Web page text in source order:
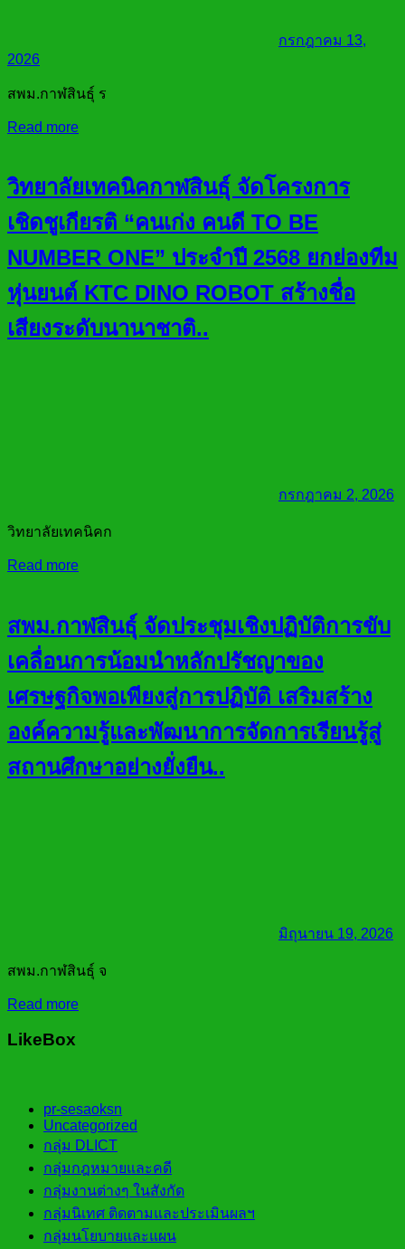
กรกฎาคม 13,
2026
สพม.กาฬสินธุ์ ร
Read more
วิทยาลัยเทคนิคกาฬสินธุ์ จัดโครงการ
เชิดชูเกียรติ “คนเก่ง คนดี TO BE
NUMBER ONE” ประจำปี 2568 ยกย่องทีม
หุ่นยนต์ KTC DINO ROBOT สร้างชื่อ
เสียงระดับนานาชาติ..
กรกฎาคม 2, 2026
วิทยาลัยเทคนิคก
Read more
สพม.กาฬสินธุ์ จัดประชุมเชิงปฏิบัติการขับ
เคลื่อนการน้อมนำหลักปรัชญาของ
เศรษฐกิจพอเพียงสู่การปฏิบัติ เสริมสร้าง
องค์ความรู้และพัฒนาการจัดการเรียนรู้สู่
สถานศึกษาอย่างยั่งยืน..
มิถุนายน 19, 2026
สพม.กาฬสินธุ์ จ
Read more
LikeBox
pr-sesaoksn
Uncategorized
กลุ่ม DLICT
กลุ่มกฎหมายและคดี
กลุ่มงานต่างๆ ในสังกัด
กลุ่มนิเทศ ติดตามและประเมินผลฯ
กลุ่มนโยบายและแผน